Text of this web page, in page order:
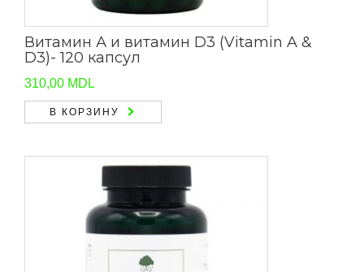
Витамин А и витамин D3 (Vitamin A &
D3)- 120 капсул
310,00 MDL
В КОРЗИНУ